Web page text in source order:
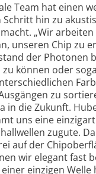
Team hat einen
Schritt hin zu
„Wir
unseren Chip zu
der Photonen
können oder
zu
in die Zukunft.
uns eine
zugute.
auf der
wir elegant fast
einzigen Welle